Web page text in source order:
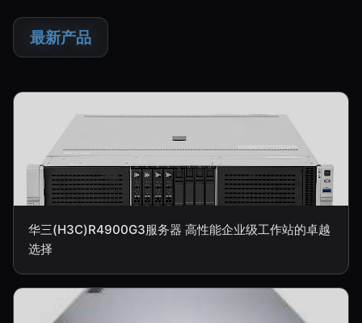
最新产品
华三(H3C)R4900G3服务器 高性能企业级工作站的卓越
选择